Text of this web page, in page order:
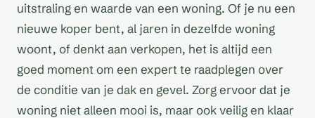
uitstraling en waarde van een woning. Of je nu een
nieuwe koper bent, al jaren in dezelfde woning
woont, of denkt aan verkopen, het is altijd een
goed moment om een expert te raadplegen over
de conditie van je dak en gevel. Zorg ervoor dat je
woning niet alleen mooi is, maar ook veilig en klaar